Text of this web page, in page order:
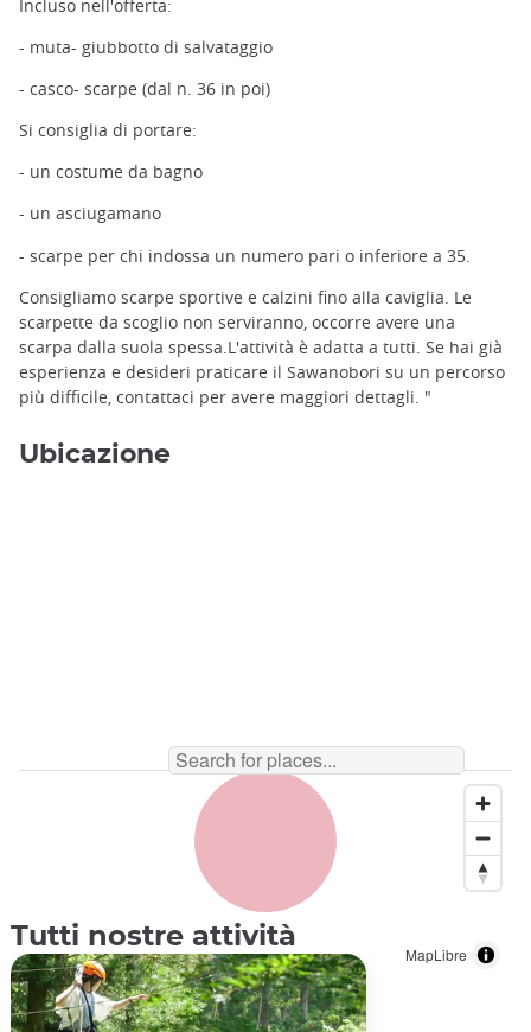
Sawanobori, il canyoning giapponese ©️Mountain Life Hida
Incluso nell'offerta:
- muta- giubbotto di salvataggio
- casco- scarpe (dal n. 36 in poi)
Si consiglia di portare:
- un costume da bagno
- un asciugamano
- scarpe per chi indossa un numero pari o inferiore a 35.
Consigliamo scarpe sportive e calzini fino alla caviglia. Le
scarpette da scoglio non serviranno, occorre avere una
scarpa dalla suola spessa.L'attività è adatta a tutti. Se hai già
esperienza e desideri praticare il Sawanobori su un percorso
più difficile, contattaci per avere maggiori dettagli. "
Ubicazione
MapLibre
Tutti nostre attività